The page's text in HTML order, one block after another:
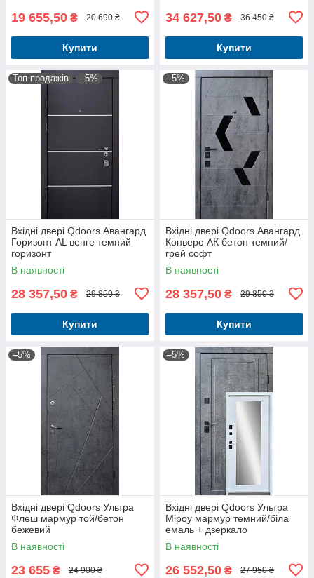
19 655,50 ₴ 20 690 ₴
Купити
34 627,50 ₴ 36 450 ₴
Купити
Топ продажів –5%
Вхідні двері Qdoors Авангард
Горизонт AL венге темний
горизонт
В наявності
28 357,50 ₴ 29 850 ₴
Купити
–5%
Вхідні двері Qdoors Авангард
Конверс-АК бетон темний/
грей софт
В наявності
28 357,50 ₴ 29 850 ₴
Купити
–5%
Вхідні двері Qdoors Ультра
Флеш мармур той/бетон
бежевий
В наявності
23 655 ₴ 24 900 ₴
–5%
Вхідні двері Qdoors Ультра
Міроу мармур темний/біла
емаль + дзеркало
В наявності
26 552,50 ₴ 27 950 ₴